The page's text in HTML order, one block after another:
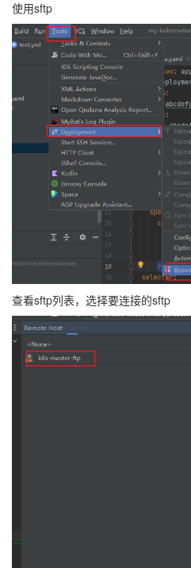
使用sftp
查看sftp列表，选择要连接的sftp